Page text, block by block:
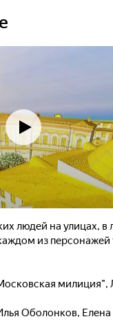
Они настоящие
Этот город
ненавидеть. Кто-то
остается навсегда.
дороги ведут сюда.
людей на улицах,
из
милиция",
жителях столицы
Илья Оболонков,